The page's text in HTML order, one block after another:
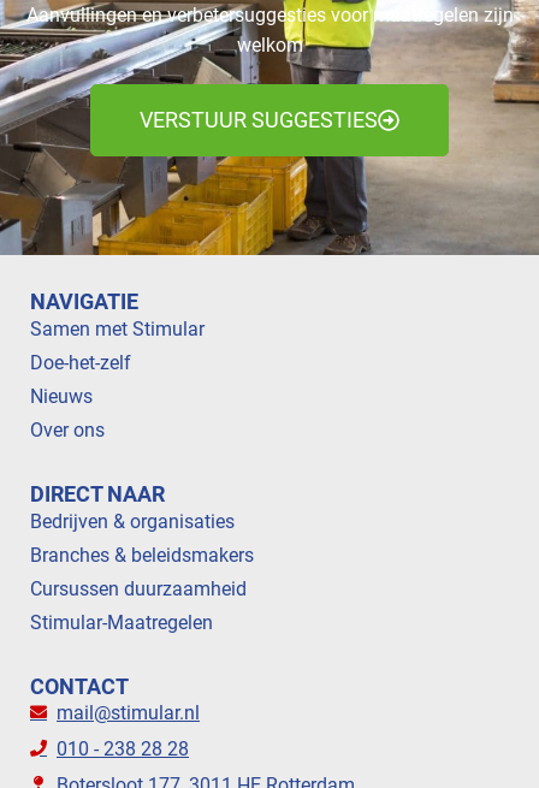
Aanvullingen en verbetersuggesties voor maatregelen zijn
welkom
VERSTUUR SUGGESTIES
NAVIGATIE
Samen met Stimular
Doe-het-zelf
Nieuws
Over ons
DIRECT NAAR
Bedrijven & organisaties
Branches & beleidsmakers
Cursussen duurzaamheid
Stimular-Maatregelen
CONTACT
mail@stimular.nl
010 - 238 28 28